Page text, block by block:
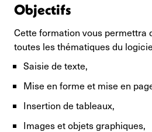
Objectifs
Cette formation vous permettra
toutes les thématiques du
Saisie de texte,
Mise en forme et mise en
Insertion de tableaux,
Images et objets graphiques,